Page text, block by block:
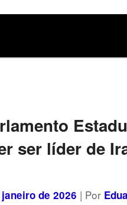
Matias
ser líder de
de 2026 | Por